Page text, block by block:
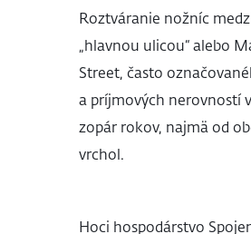
Roztváranie nožníc
„hlavnou ulicou“ alebo
Street, často
a príjmových nerovností
zopár rokov, najmä od
vrchol.
Hoci hospodárstvo